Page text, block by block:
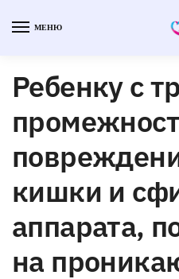
МЕНЮ
Ребенку с
кишки и
аппарата,
на